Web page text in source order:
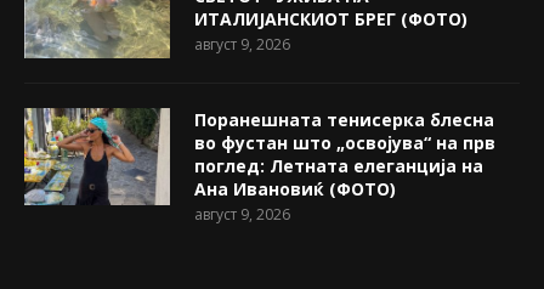
ИТАЛИЈАНСКИОТ БРЕГ (ФОТО)
август 9, 2026
Поранешната тенисерка блесна
во фустан што „освојува“ на прв
поглед: Летната елеганција на
Ана Ивановиќ (ФОТО)
август 9, 2026